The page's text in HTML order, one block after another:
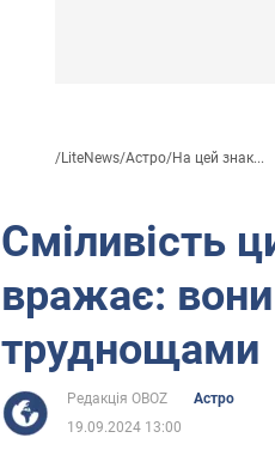
/LiteNews/Астро/На цей знак...
Сміливість
вражає:
труднощами
Редакція OBOZ
Астро
19.09.2024 13:00